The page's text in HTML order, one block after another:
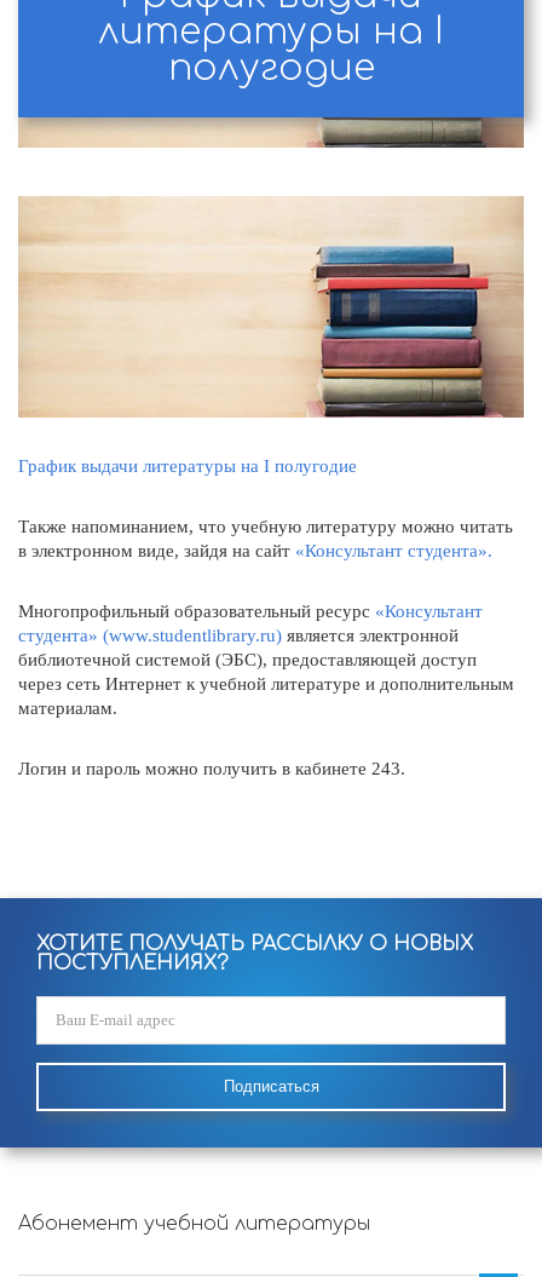
литературы на I
полугодие
График выдачи литературы на I полугодие
Также напоминанием, что учебную литературу можно читать
в электронном виде, зайдя на сайт «Консультант студента».
Многопрофильный образовательный ресурс «Консультант
студента» (www.studentlibrary.ru) является электронной
библиотечной системой (ЭБС), предоставляющей доступ
через сеть Интернет к учебной литературе и дополнительным
материалам.
Логин и пароль можно получить в кабинете 243.
ХОТИТЕ ПОЛУЧАТЬ РАССЫЛКУ О НОВЫХ
ПОСТУПЛЕНИЯХ?
Подписаться
Абонемент учебной литературы